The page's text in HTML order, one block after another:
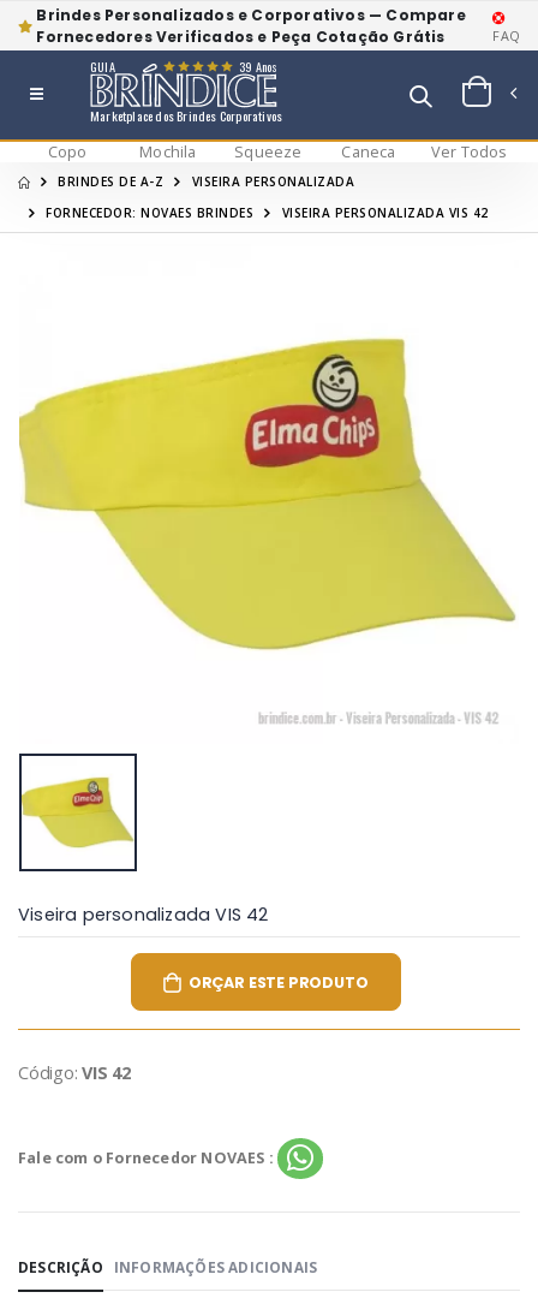
Brindes Personalizados e Corporativos — Compare
Fornecedores Verificados e Peça Cotação Grátis
FAQ
Marketplace dos Brindes Corporativos
GUIA 39 Anos
Copo Mochila Squeeze Caneca Ver Todos
BRINDES DE A-Z
VISEIRA PERSONALIZADA
FORNECEDOR: NOVAES BRINDES
VISEIRA PERSONALIZADA VIS 42
Viseira personalizada VIS 42
ORÇAR ESTE PRODUTO
Código:VIS 42
Fale com o Fornecedor NOVAES :
DESCRIÇÃO INFORMAÇÕES ADICIONAIS